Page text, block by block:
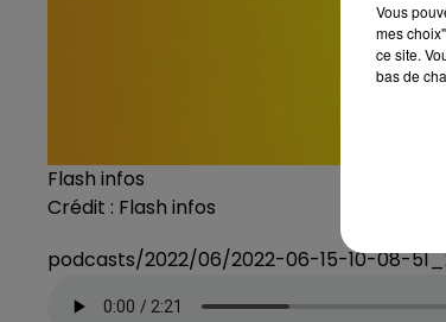
Flash infos
Crédit : Flash infos
podcasts/2022/06/2022-06-15-10-08-
Vous
mes
ce site.
bas de